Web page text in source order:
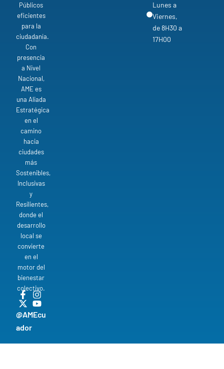
Públicos
eficientes
para la
ciudadanía.
Con
presencia
a Nivel
Nacional,
AME es
una Aliada
Estratégica
en el
camino
hacia
ciudades
más
Sostenibles,
Inclusivas
y
Resilientes,
donde el
desarrollo
local se
convierte
en el
motor del
bienestar
colectivo.
@AMEcu
ador
Lunes a
Viernes,
de 8H30 a
17H00